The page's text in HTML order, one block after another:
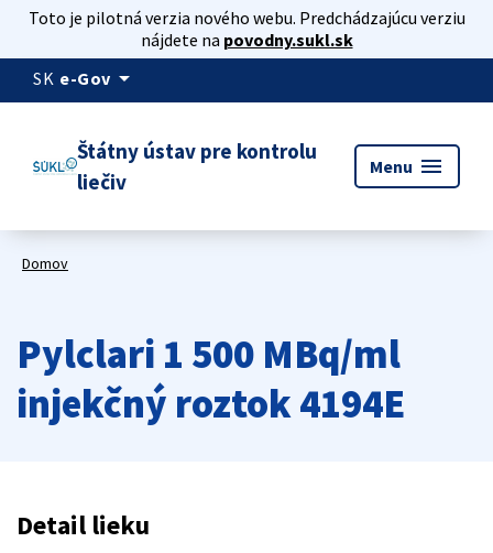
Toto je pilotná verzia nového webu. Predchádzajúcu verziu
nájdete na povodny.sukl.sk
SK e-Gov arrow_drop_down
Štátny ústav pre kontrolu
liečiv
Menu menu
Domov
Pylclari 1 500 MBq/ml
injekčný roztok 4194E
Detail lieku